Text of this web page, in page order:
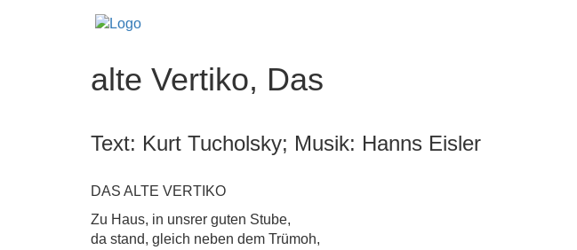
alte Vertiko, Das
Text: Kurt Tucholsky; Musik: Hanns Eisler
DAS ALTE VERTIKO
Zu Haus, in unsrer guten Stube,
da stand, gleich neben dem Trümoh,